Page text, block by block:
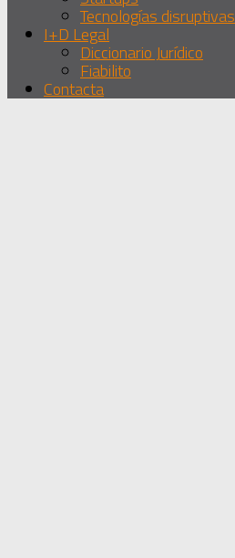
Tecnologías disruptivas
I+D Legal
Diccionario Jurídico
Fiabilito
Contacta